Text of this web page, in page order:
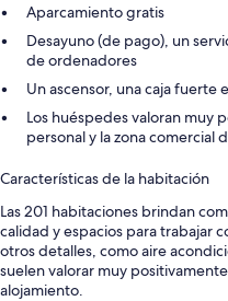
Aparcamiento gratis
Desayuno (de pago), un
de ordenadores
Un ascensor, una caja
Los huéspedes valoran muy
personal y la zona comercial
Características de la habitación
Las 201 habitaciones brindan
calidad y espacios para trabajar
otros detalles, como aire
suelen valorar muy
alojamiento.